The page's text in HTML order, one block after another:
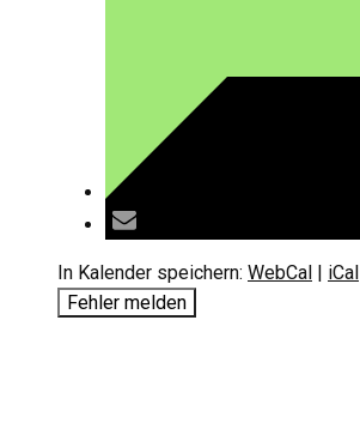
In Kalender speichern: WebCal | iCal
Fehler melden